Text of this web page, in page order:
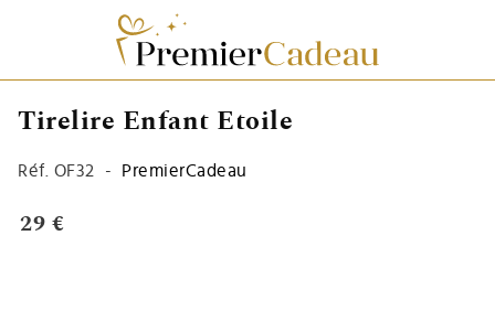
Tirelire Enfant Etoile
Réf. OF32 - PremierCadeau
29 €